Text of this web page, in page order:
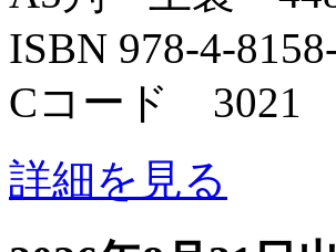
ISBN 978-4-
Cコード 3021
詳細を見る